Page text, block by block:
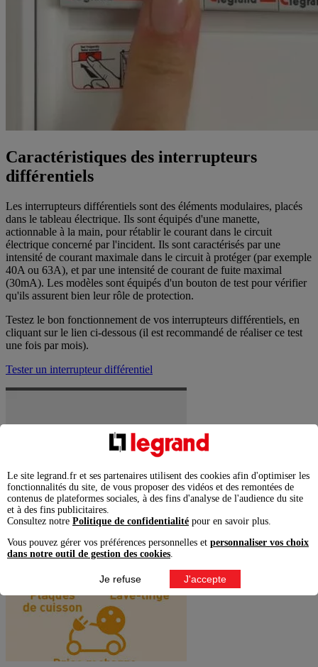
Caractéristiques des interrupteurs
différentiels
Les interrupteurs différentiels sont des éléments modulaires, placés
dans le tableau électrique. Ils sont équipés d'une manette,
actionnable à la main, pour rétablir le courant dans le circuit
électrique concerné par l'incident. Ils sont caractérisés par une
intensité de courant maximale dans le circuit à protéger (par exemple
40A ou 63A), et par une intensité de courant de fuite maximal
(30mA). Les modèles sont équipés d'un bouton de test pour vérifier
qu'ils assurent bien leur rôle de protection.
Testez le bon fonctionnement de vos interrupteurs différentiels, en
cliquant sur le lien ci-dessous (il est recommandé de réaliser ce test
une fois par mois).
Tester un interrupteur différentiel
Le site legrand.fr et ses partenaires utilisent des cookies afin d'optimiser les
fonctionnalités du site, de vous proposer des vidéos et des remontées de
contenus de plateformes sociales, à des fins d'analyse de l'audience du site
et à des fins publicitaires.
Consultez notre Politique de confidentialité pour en savoir plus.
Vous pouvez gérer vos préférences personnelles et personnaliser vos choix
dans notre outil de gestion des cookies.
Je refuse J'accepte